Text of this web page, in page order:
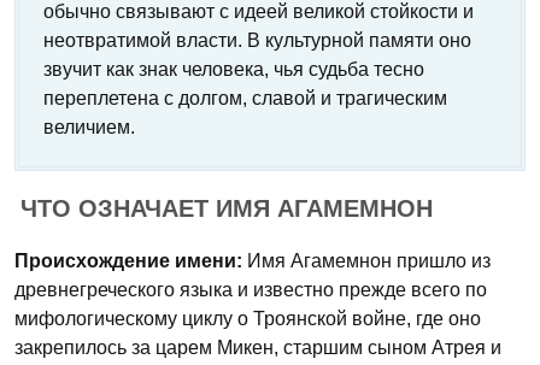
обычно связывают с идеей великой стойкости и
неотвратимой власти. В культурной памяти оно
звучит как знак человека, чья судьба тесно
переплетена с долгом, славой и трагическим
величием.
ЧТО ОЗНАЧАЕТ ИМЯ АГАМЕМНОН
Происхождение имени: Имя Агамемнон пришло из
древнегреческого языка и известно прежде всего по
мифологическому циклу о Троянской войне, где оно
закрепилось за царем Микен, старшим сыном Атрея и